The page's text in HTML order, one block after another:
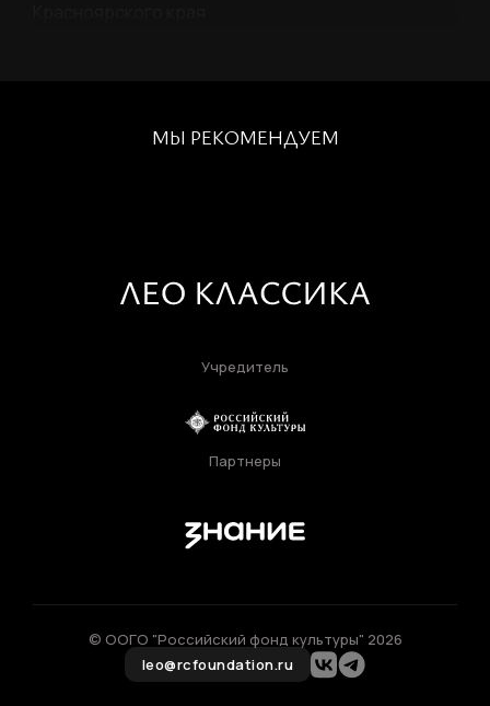
МЫ РЕКОМЕНДУЕМ
Учредитель
Партнеры
© ООГО "Российский фонд культуры" 2026
leo@rcfoundation.ru
Войти
Регистрация
Нажимая кнопку «Отправить», вы
соглашаетесь справилами обработки
Отправить